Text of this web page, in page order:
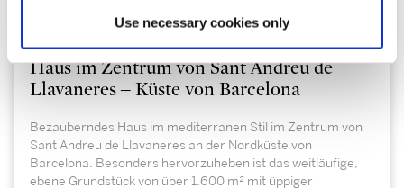
Use necessary cookies only
Sant Andreu de Llavaneres | 326987
Haus im Zentrum von Sant Andreu de
Llavaneres – Küste von Barcelona
Bezauberndes Haus im mediterranen Stil im Zentrum von
Sant Andreu de Llavaneres an der Nordküste von
Barcelona. Besonders hervorzuheben ist das weitläufige,
ebene Grundstück von über 1.600 m² mit üppiger